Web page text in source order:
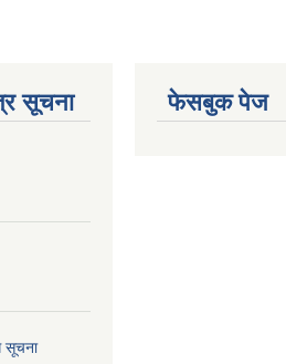
सूचना
सूचना
फेसबुक पेज